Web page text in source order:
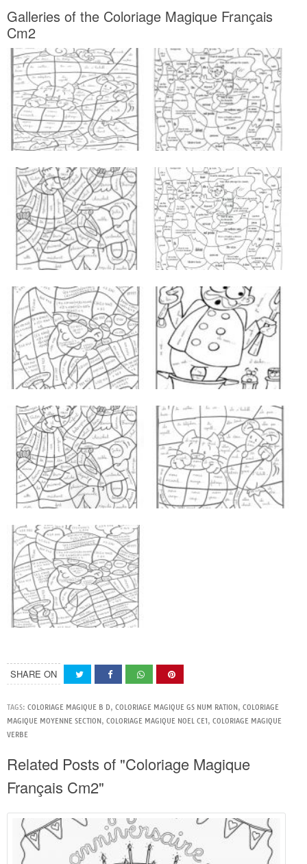
Galleries of the Coloriage Magique Français
Cm2
SHARE ON
TAGS: COLORIAGE MAGIQUE B D, COLORIAGE MAGIQUE GS NUM RATION , COLORIAGE
MAGIQUE MOYENNE SECTION , COLORIAGE MAGIQUE NOEL CE1 , COLORIAGE MAGIQUE
VERBE
Related Posts of "Coloriage Magique
Français Cm2"